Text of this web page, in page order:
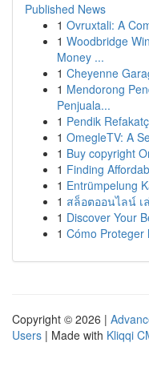
Published News
1 Ovruxtali: A
1 Woodbridge
Money ...
1 Cheyenne
1 Mendorong
Penjuala...
1 Pendik
1 OmegleTV: A
1 Buy copyright
1 Finding
1 Entrümpelung
1 สล็อตออนไลน์ เ
1 Discover Your
1 Cómo Proteger
Copyright © 2026 |
Users | Made with Kliqqi